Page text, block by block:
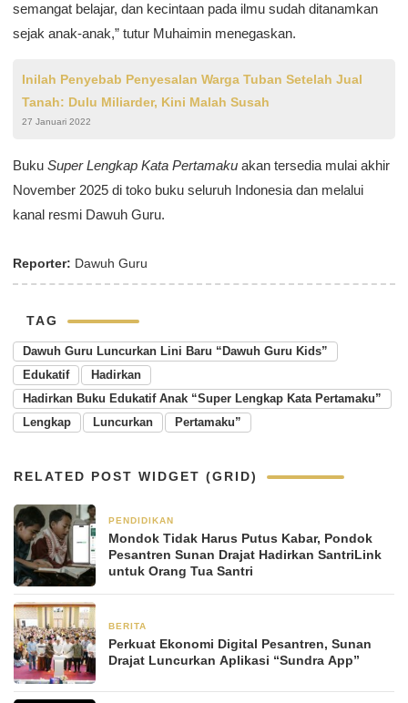
semangat belajar, dan kecintaan pada ilmu sudah ditanamkan
sejak anak-anak,” tutur Muhaimin menegaskan.
Inilah Penyebab Penyesalan Warga Tuban Setelah Jual
Tanah: Dulu Miliarder, Kini Malah Susah
27 Januari 2022
Buku Super Lengkap Kata Pertamaku akan tersedia mulai akhir
November 2025 di toko buku seluruh Indonesia dan melalui
kanal resmi Dawuh Guru.
Reporter: Dawuh Guru
TAG
Dawuh Guru Luncurkan Lini Baru “Dawuh Guru Kids”
Edukatif
Hadirkan
Hadirkan Buku Edukatif Anak “Super Lengkap Kata Pertamaku”
Lengkap
Luncurkan Pertamaku”
RELATED POST WIDGET (GRID)
PENDIDIKAN
Mondok Tidak Harus Putus Kabar, Pondok
Pesantren Sunan Drajat Hadirkan SantriLink
untuk Orang Tua Santri
BERITA
Perkuat Ekonomi Digital Pesantren, Sunan
Drajat Luncurkan Aplikasi “Sundra App”